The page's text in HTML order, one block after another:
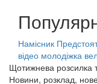
Намісник
відео молодіжка
Щотижнева розсилка
Новини, розклад,